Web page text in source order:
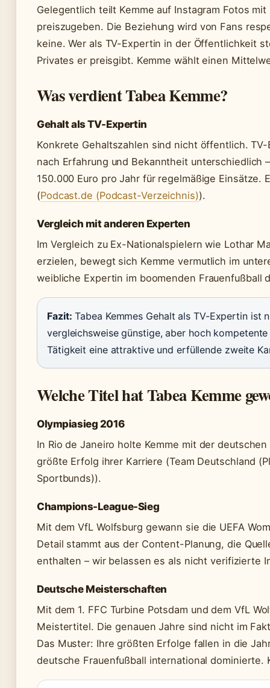
Gelegentlich teilt Kemme auf Instagram Fotos
preiszugeben. Die Beziehung wird von Fans
keine. Wer als TV-Expertin in der Öffentlichkeit
Privates er preisgibt. Kemme wählt einen
Was verdient Tabea Kemme?
Gehalt als TV-Expertin
Konkrete Gehaltszahlen sind nicht öffentlich.
nach Erfahrung und Bekanntheit unterschiedlich
150.000 Euro pro Jahr für regelmäßige
(Podcast.de (Podcast-Verzeichnis)).
Vergleich mit anderen Experten
Im Vergleich zu Ex-Nationalspielern wie Lothar
erzielen, bewegt sich Kemme vermutlich im
weibliche Expertin im boomenden Frauenfußball
Fazit: Tabea Kemmes Gehalt als TV-Expertin ist
vergleichsweise günstige, aber hoch
Tätigkeit eine attraktive und erfüllende zweite
Welche Titel hat Tabea Kemme
Olympiasieg 2016
In Rio de Janeiro holte Kemme mit der
größte Erfolg ihrer Karriere (Team Deutschland
Sportbunds)).
Champions-League-Sieg
Mit dem VfL Wolfsburg gewann sie die UEFA
Detail stammt aus der Content-Planung, die
enthalten – wir belassen es als nicht verifizierte
Deutsche Meisterschaften
Mit dem 1. FFC Turbine Potsdam und dem VfL
Meistertitel. Die genauen Jahre sind nicht im
Das Muster: Ihre größten Erfolge fallen in die
deutsche Frauenfußball international dominierte.